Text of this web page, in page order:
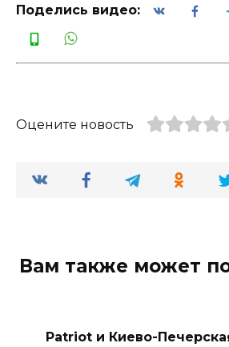
Поделись видео:
Оцените новость
Вам также может
Patriot и Киево-